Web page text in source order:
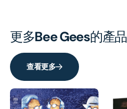
更多Bee Gees的產品
查看更多